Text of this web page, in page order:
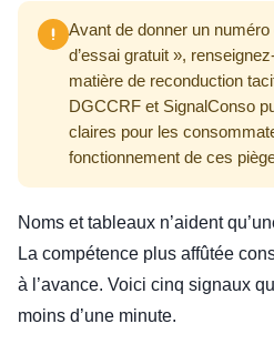
Avant de donner un
d’essai gratuit »,
matière de reconduction
DGCCRF et SignalConso
claires pour les
fonctionnement de ces
Noms et tableaux n’aident
La compétence plus affûtée
à l’avance. Voici cinq signaux
moins d’une minute.